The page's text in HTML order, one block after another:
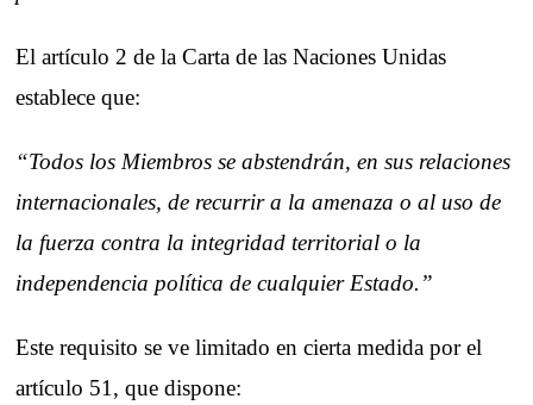
El artículo 2 de la Carta de las Naciones Unidas
establece que:
“Todos los Miembros se abstendrán, en sus relaciones
internacionales, de recurrir a la amenaza o al uso de
la fuerza contra la integridad territorial o la
independencia política de cualquier Estado.”
Este requisito se ve limitado en cierta medida por el
artículo 51, que dispone: